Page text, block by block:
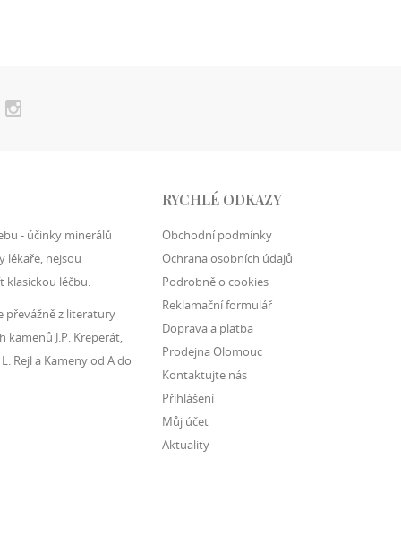
- účinky minerálů
lékaře, nejsou
klasickou léčbu.
převážně z literatury
kamenů J.P. Kreperát,
Rejl a Kameny od A do
RYCHLÉ ODKAZY
Obchodní podmínky
Ochrana osobních údajů
Podrobně o cookies
Reklamační formulář
Doprava a platba
Prodejna Olomouc
Kontaktujte nás
Přihlášení
Můj účet
Aktuality